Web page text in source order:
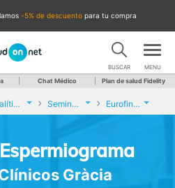
-5% de descuento para tu compra
BUSCAR MENU
Chat Médico Plan de salud Fidelity
Analíticas y Genética Seminograma. Espermiograma Eurofins Análisis Clínicos Gràcia
Gràcia